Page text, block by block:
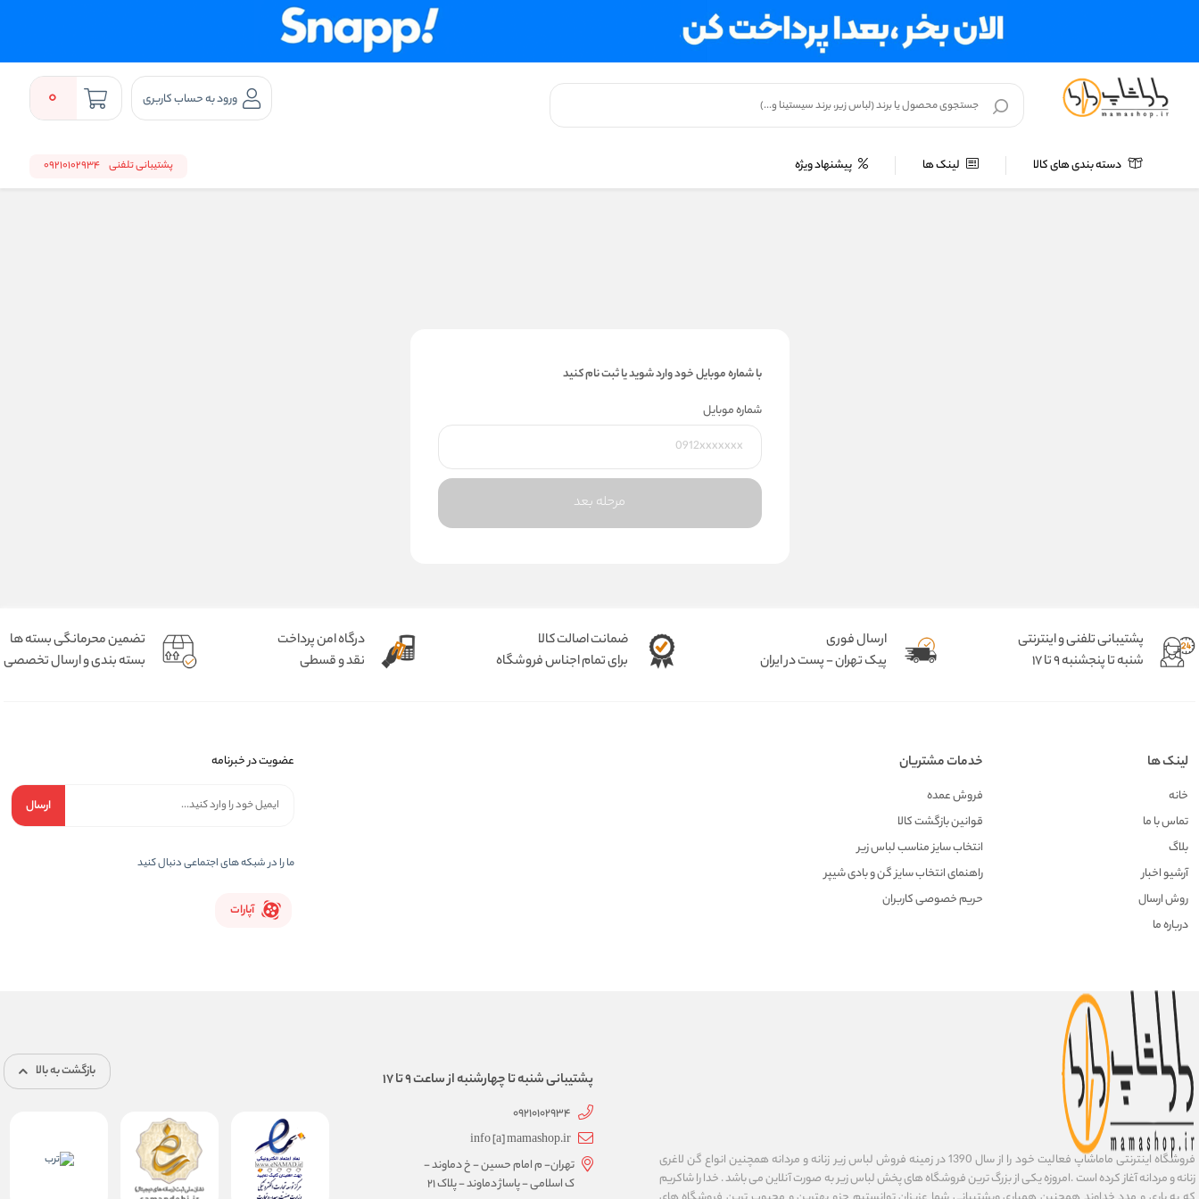
ورود به حساب کاربری 0
دسته بندی های کالا لینک ها پیشنهاد ویژه پشتیبانی تلفنی 09210102934
با شماره موبایل خود وارد شوید یا ثبت نام کنید
شماره موبایل
مرحله بعد
پشتیبانی تلفنی و اینترنتی
شنبه تا پنجشنبه 9 تا 17
ارسال فوری
پیک تهران - پست در ایران
ضمانت اصالت کالا
برای تمام اجناس فروشگاه
درگاه امن پرداخت
نقد و قسطی
تضمین محرمانگی بسته ها
بسته بندی و ارسال تخصصی
لینک ها
خانه
تماس با ما
بلاگ
آرشیو اخبار
روش ارسال
درباره ما
خدمات مشتریان
فروش عمده
قوانین بازگشت کالا
انتخاب سایز مناسب لباس زیر
راهنمای انتخاب سایز گن و بادی شیپر
حریم خصوصی کاربران
عضویت در خبرنامه
ارسال
ما را در شبکه های اجتماعی دنبال کنید
آپارات
فروشگاه اینترنتی ماماشاپ فعالیت خود را از سال 1390 در زمینه فروش لباس زیر زنانه و مردانه همچنین انواع گن لاغری
زنانه و مردانه آغاز کرده است .امروزه یکی از بزرگ ترین فروشگاه های پخش لباس زیر به صورت آنلاین می باشد . خدا را شاکریم
پشتیبانی شنبه تا چهارشنبه از ساعت 9 تا 17
09210102934
info [a] mamashop.ir
تهران- م امام حسین - خ دماوند -
ک اسلامی - پاساژ دماوند - پلاک 21
بازگشت به بالا